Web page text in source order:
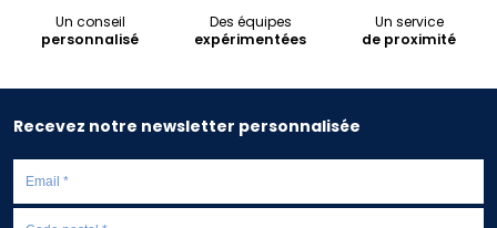
Un conseil
personnalisé
Des équipes
expérimentées
Un service
de proximité
Recevez notre newsletter personnalisée